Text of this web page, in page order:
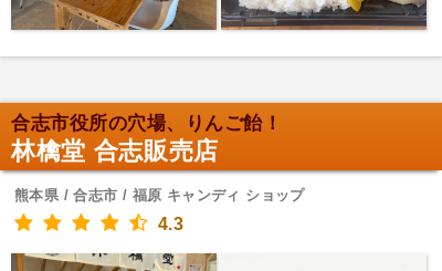
合志市役所の穴場、りんご飴！
林檎堂 合志販売店
熊本県 / 合志市 / 福原 キャンディ ショップ
4.3